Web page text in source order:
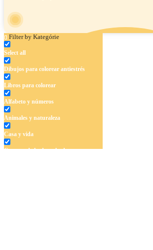
Filter by Kategórie
Select all
Dibujos para colorear antiestrés
Libros para colorear
Alfabeto y números
Animales y naturaleza
Casa y vida
Cuentos de hadas y hadas